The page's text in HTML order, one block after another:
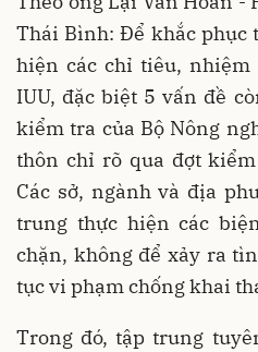
Thái Bình: Để khắc phục
hiện các chỉ tiêu,
IUU, đặc biệt 5 vấn đề
kiểm tra của Bộ Nông
thôn chỉ rõ qua đợt
Các sở, ngành và địa
trung thực hiện các
chặn, không để xảy ra
tục vi phạm chống khai
Trong đó, tập trung